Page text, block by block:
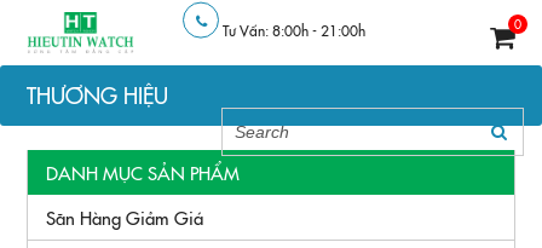
Tư Vấn: 8:00h - 21:00h 0
THƯƠNG HIỆU
DANH MỤC SẢN PHẨM
Săn Hàng Giảm Giá